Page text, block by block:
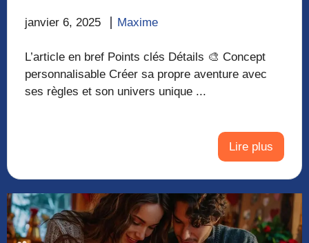
janvier 6, 2025 Maxime
L’article en bref Points clés Détails 🎨 Concept
personnalisable Créer sa propre aventure avec
ses règles et son univers unique ...
Lire plus